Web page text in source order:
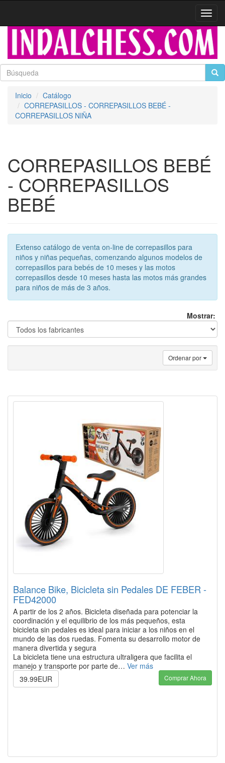
Inicio
Catálogo
CORREPASILLOS - CORREPASILLOS BEBÉ -
CORREPASILLOS NIÑA
CORREPASILLOS BEBÉ
- CORREPASILLOS
BEBÉ
Extenso catálogo de venta on-line de correpasillos para
niños y niñas pequeñas, comenzando algunos modelos de
correpasillos para bebés de 10 meses y las motos
correpasillos desde 10 meses hasta las motos más grandes
para niños de más de 3 años.
Mostrar:
Ordenar por
Balance Bike, Bicicleta sin Pedales DE FEBER -
FED42000
A partir de los 2 años. Bicicleta diseñada para potenciar la
coordinación y el equilibrio de los más pequeños, esta
bicicleta sin pedales es ideal para iniciar a los niños en el
mundo de las dos ruedas. Fomenta su desarrollo motor de
manera divertida y segura
La bicicleta tiene una estructura ultraligera que facilita el
manejo y transporte por parte de… Ver más
39.99EUR
Comprar Ahora